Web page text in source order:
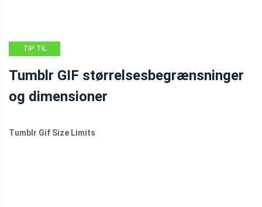
TIP TIL
Tumblr GIF størrelsesbegrænsninger
og dimensioner
Tumblr Gif Size Limits